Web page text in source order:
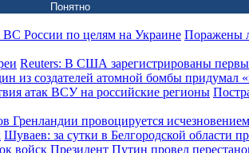
Понятно
Поражены
Reuters: В США зарегистрированы
из создателей атомной бомбы придумал
Гренландии провоцируется
Шуваев: за сутки в Белгородской области
Президент Путин провел